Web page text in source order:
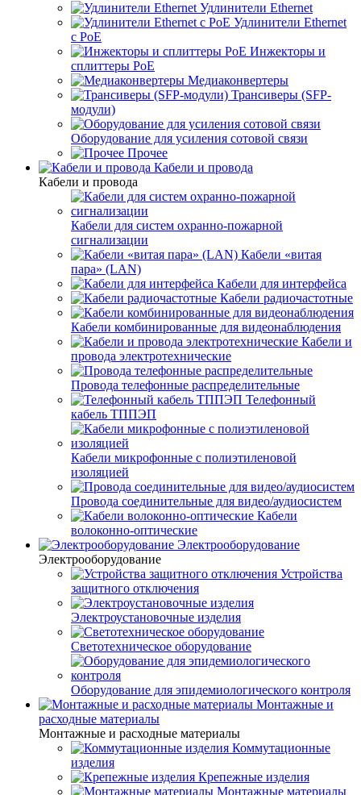
Удлинители Ethernet
Удлинители Ethernet
с PoE
Инжекторы и
сплиттеры PoE
Медиаконвертеры
Трансиверы (SFP-
модули)
Оборудование для усиления сотовой связи
Прочее
Кабели и провода
Кабели и провода
Кабели для систем охранно-пожарной
сигнализации
Кабели «витая
пара» (LAN)
Кабели для интерфейса
Кабели радиочастотные
Кабели комбинированные для видеонаблюдения
Кабели и
провода электротехнические
Провода телефонные распределительные
Телефонный
кабель ТППЭП
Кабели микрофонные с полиэтиленовой
изоляцией
Провода соединительные для видео/аудиосистем
Кабели
волоконно-оптические
Электрооборудование
Электрооборудование
Устройства
защитного отключения
Электроустановочные изделия
Светотехническое оборудование
Оборудование для эпидемиологического контроля
Монтажные и
расходные материалы
Монтажные и расходные материалы
Коммутационные
изделия
Крепежные изделия
Монтажные материалы